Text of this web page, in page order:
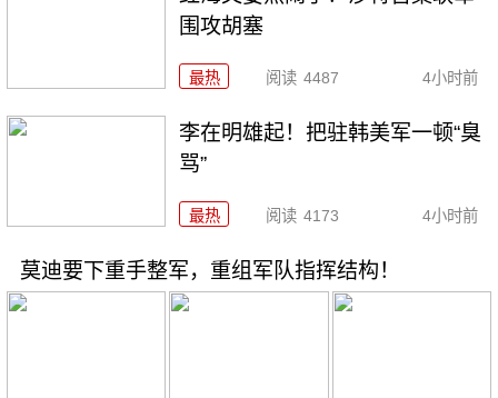
围攻胡塞
最热 阅读 4487 4小时前
李在明雄起！把驻韩美军一顿“臭
骂”
最热 阅读 4173 4小时前
莫迪要下重手整军，重组军队指挥结构！